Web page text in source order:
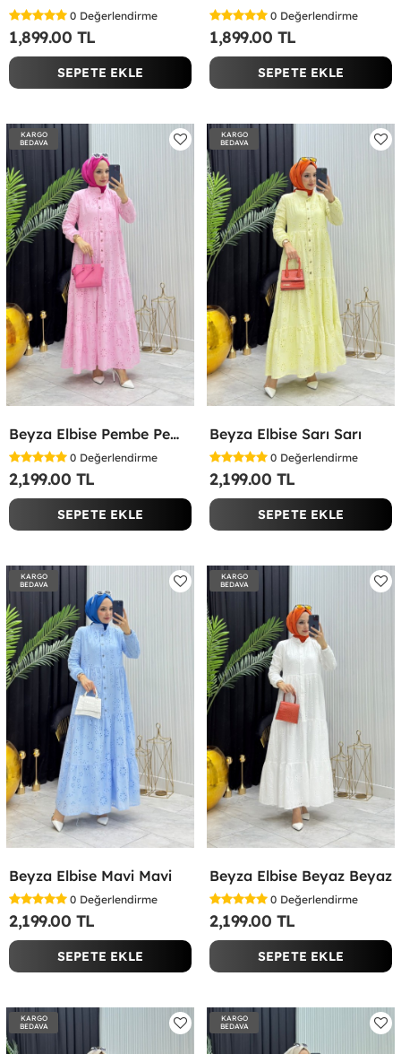
0 Değerlendirme
1,899.00 TL
SEPETE EKLE
0 Değerlendirme
1,899.00 TL
SEPETE EKLE
KARGO
BEDAVA
Beyza Elbise Pembe Pembe
0 Değerlendirme
2,199.00 TL
SEPETE EKLE
KARGO
BEDAVA
Beyza Elbise Sarı Sarı
0 Değerlendirme
2,199.00 TL
SEPETE EKLE
KARGO
BEDAVA
Beyza Elbise Mavi Mavi
0 Değerlendirme
2,199.00 TL
SEPETE EKLE
KARGO
BEDAVA
Beyza Elbise Beyaz Beyaz
0 Değerlendirme
2,199.00 TL
SEPETE EKLE
KARGO
BEDAVA
KARGO
BEDAVA